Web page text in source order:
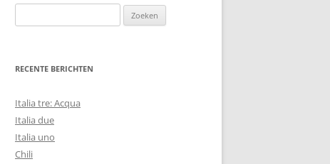
naar:
RECENTE BERICHTEN
Italia tre: Acqua
Italia due
Italia uno
Chili